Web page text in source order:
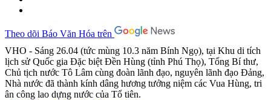
Theo dõi Báo Văn Hóa trên
VHO - Sáng 26.04 (tức mùng 10.3 năm Bính Ngọ), tại Khu di tích
lịch sử Quốc gia Đặc biệt Đền Hùng (tỉnh Phú Thọ), Tổng Bí thư,
Chủ tịch nước Tô Lâm cùng đoàn lãnh đạo, nguyên lãnh đạo Đảng,
Nhà nước đã thành kính dâng hương tưởng niệm các Vua Hùng, tri
ân công lao dựng nước của Tổ tiên.